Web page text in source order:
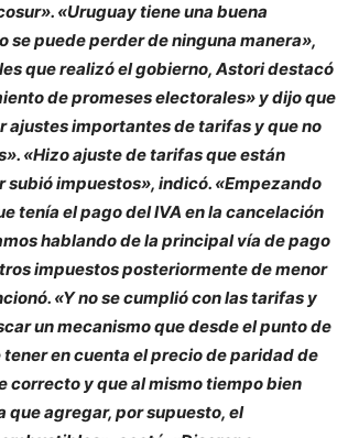
«Uruguay tiene una buena
se puede perder de ninguna manera»,
que realizó el gobierno, Astori destacó
de promeses electorales» y dijo que
ajustes importantes de tarifas y que no
«Hizo ajuste de tarifas que están
impuestos», indicó. «Empezando
tenía el pago del IVA en la cancelación
hablando de la principal vía de pago
impuestos posteriormente de menor
«Y no se cumplió con las tarifas y
un mecanismo que desde el punto de
en cuenta el precio de paridad de
correcto y que al mismo tiempo bien
que agregar, por supuesto, el